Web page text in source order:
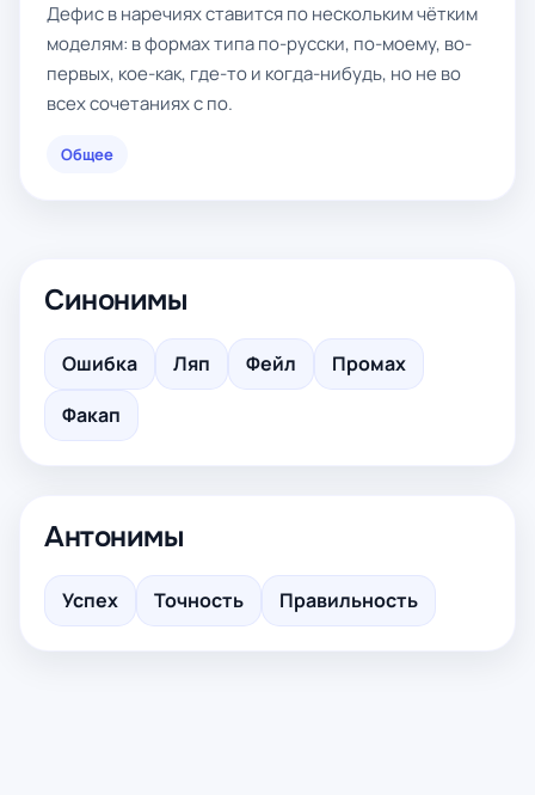
Дефис в наречиях ставится по нескольким чётким
моделям: в формах типа по-русски, по-моему, во-
первых, кое-как, где-то и когда-нибудь, но не во
всех сочетаниях с по.
Общее
Синонимы
Ошибка Ляп Фейл
Промах
Факап
Антонимы
Успех Точность Правильность